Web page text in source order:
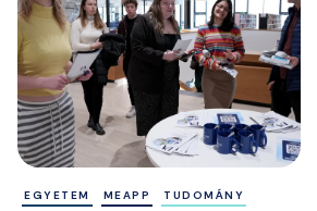
EGYETEM MEAPP
TUDOMÁNY